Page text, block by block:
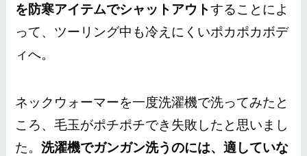
を防寒アイテムでシャットアウトすることによ
って、ツーリング中も冷えにくいポカポカボデ
ィへ。
ネックウォーマーを一度洗濯機で洗ってみたと
ころ、毛玉がポチポチでき失敗したと思いまし
た。洗濯機でガンガン洗うのには、適していな